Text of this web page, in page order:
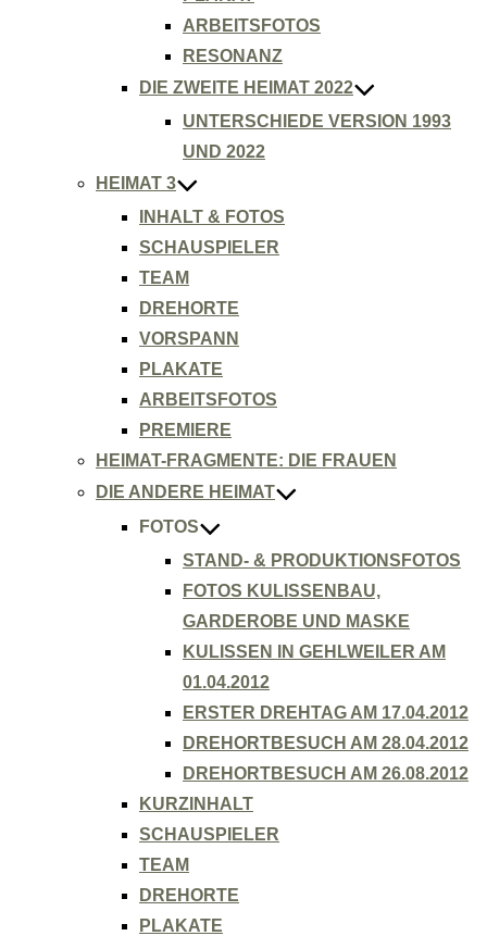
ARBEITSFOTOS
RESONANZ
DIE ZWEITE HEIMAT 2022
UNTERSCHIEDE VERSION 1993
UND 2022
HEIMAT 3
INHALT & FOTOS
SCHAUSPIELER
TEAM
DREHORTE
VORSPANN
PLAKATE
ARBEITSFOTOS
PREMIERE
HEIMAT-FRAGMENTE: DIE FRAUEN
DIE ANDERE HEIMAT
FOTOS
STAND- & PRODUKTIONSFOTOS
FOTOS KULISSENBAU,
GARDEROBE UND MASKE
KULISSEN IN GEHLWEILER AM
01.04.2012
ERSTER DREHTAG AM 17.04.2012
DREHORTBESUCH AM 28.04.2012
DREHORTBESUCH AM 26.08.2012
KURZINHALT
SCHAUSPIELER
TEAM
DREHORTE
PLAKATE